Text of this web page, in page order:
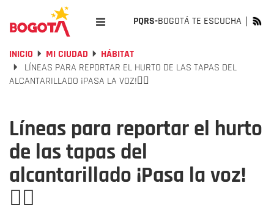
PQRS-BOGOTÁ TE ESCUCHA
INICIO MI CIUDAD
HÁBITAT
LÍNEAS PARA REPORTAR EL HURTO DE LAS TAPAS DEL
ALCANTARILLADO ¡PASA LA VOZ!👇🏻
Líneas para reportar el hurto
de las tapas del
alcantarillado ¡Pasa la voz!
👇🏻